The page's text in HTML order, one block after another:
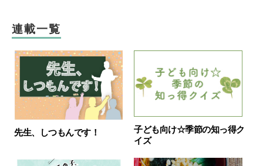
連載一覧
先生、しつもんです！
子ども向け☆季節の知っ得ク
イズ